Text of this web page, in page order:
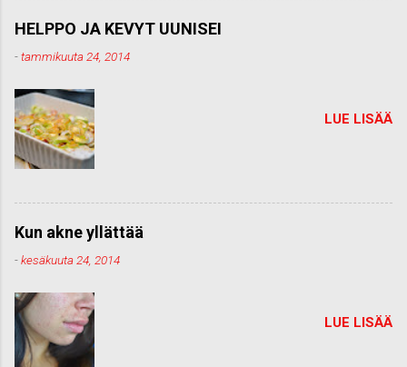
HELPPO JA KEVYT UUNISEI
-tammikuuta 24, 2014
LUE LISÄÄ
Kun akne yllättää
-kesäkuuta 24, 2014
LUE LISÄÄ